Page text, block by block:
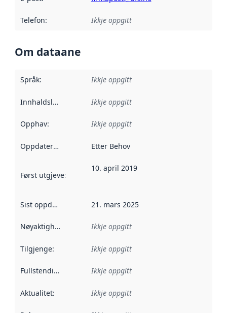
Telefon: Ikkje oppgitt
Om dataane
Språk: Ikkje oppgitt
Innhaldsleverandørar :
Ikkje oppgitt
Opphav: Ikkje oppgitt
Oppdateringsfrekvens :
Etter Behov
Først utgjeve: Denne datoen seier når dataa i dette
10. april 2019
Sist oppdatert 21. mars 2025
Nøyaktigheit Ikkje oppgitt
Tilgjenge: Ikkje oppgitt
Fullstendigheit Ikkje oppgitt
Aktualitet: Ikkje oppgitt